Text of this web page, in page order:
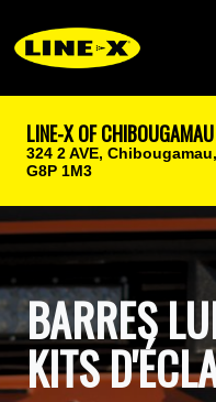
LINE-X OF CHIBOUGAMAU
324 2 AVE,
G8P 1M3
BARRES
KITS